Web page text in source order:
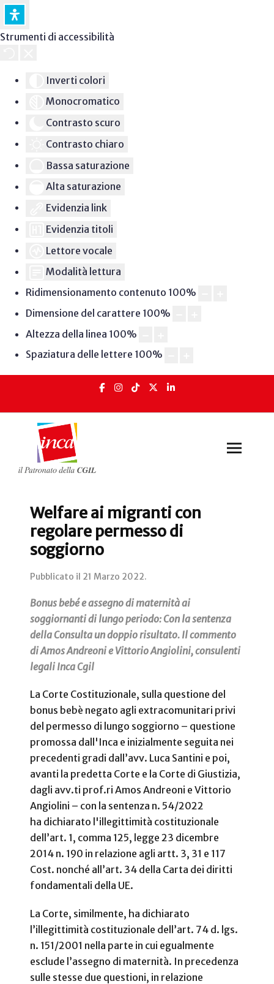
Strumenti di accessibilità
Inverti colori
Monocromatico
Contrasto scuro
Contrasto chiaro
Bassa saturazione
Alta saturazione
Evidenzia link
Evidenzia titoli
Lettore vocale
Modalità lettura
Ridimensionamento contenuto 100%
Dimensione del carattere 100%
Altezza della linea 100%
Spaziatura delle lettere 100%
Welfare ai migranti con
regolare permesso di
soggiorno
Pubblicato il 21 Marzo 2022.
Bonus bebé e assegno di maternità ai
soggiornanti di lungo periodo: Con la sentenza
della Consulta un doppio risultato. Il commento
di Amos Andreoni e Vittorio Angiolini, consulenti
legali Inca Cgil
La Corte Costituzionale, sulla questione del
bonus bebè negato agli extracomunitari privi
del permesso di lungo soggiorno – questione
promossa dall'Inca e inizialmente seguita nei
precedenti gradi dall’avv. Luca Santini e poi,
avanti la predetta Corte e la Corte di Giustizia,
dagli avv.ti prof.ri Amos Andreoni e Vittorio
Angiolini – con la sentenza n. 54/2022
ha dichiarato l'illegittimità costituzionale
dell’art. 1, comma 125, legge 23 dicembre
2014 n. 190 in relazione agli artt. 3, 31 e 117
Cost. nonché all’art. 34 della Carta dei diritti
fondamentali della UE.
La Corte, similmente, ha dichiarato
l’illegittimità costituzionale dell’art. 74 d. lgs.
n. 151/2001 nella parte in cui egualmente
esclude l’assegno di maternità. In precedenza
sulle stesse due questioni, in relazione